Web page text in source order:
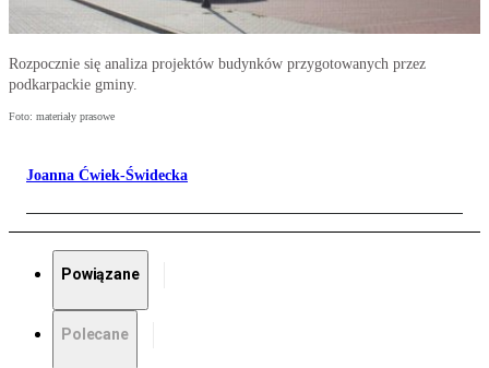
Rozpocznie się analiza projektów budynków przygotowanych przez
podkarpackie gminy.
Foto: materiały prasowe
Joanna Ćwiek-Świdecka
Powiązane
Polecane